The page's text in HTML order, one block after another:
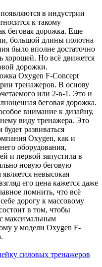
в индустрии
к такому
беговая дорожка. Еще
большой длины полотна
было вполне достаточно
хорошей. Но всё движется
дорожки.
Oxygen F-Concept
тренажеров. В основу
или 2-в-1. Это и
беговая дорожка.
внимание к дизайну,
виду тренажера. Это
развиваться
Oxygen, как и
оборудования,
и первой запустила в
новую беговую
невысокая
его цена кажется даже
помнить, что всё
дорогу к массовому
в том, чтобы
максимальным
у модели Oxygen F-
силовых тренажеров